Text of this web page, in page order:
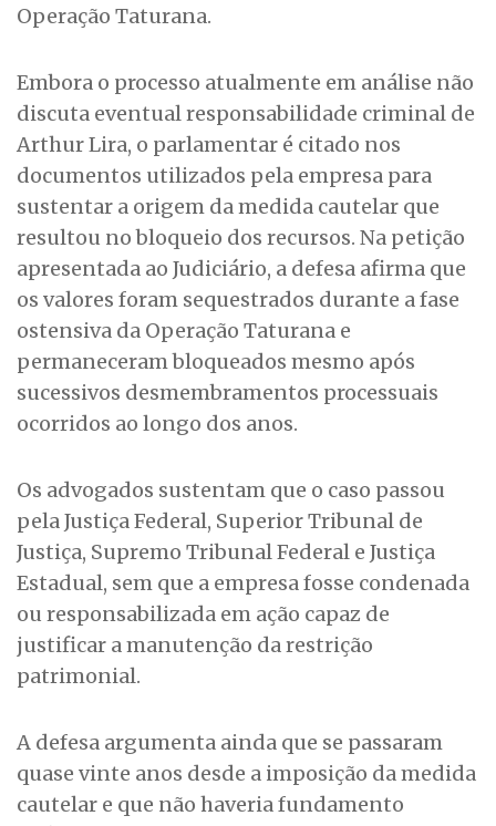
Operação Taturana.
Embora o processo atualmente em análise não
discuta eventual responsabilidade criminal de
Arthur Lira, o parlamentar é citado nos
documentos utilizados pela empresa para
sustentar a origem da medida cautelar que
resultou no bloqueio dos recursos. Na petição
apresentada ao Judiciário, a defesa afirma que
os valores foram sequestrados durante a fase
ostensiva da Operação Taturana e
permaneceram bloqueados mesmo após
sucessivos desmembramentos processuais
ocorridos ao longo dos anos.
Os advogados sustentam que o caso passou
pela Justiça Federal, Superior Tribunal de
Justiça, Supremo Tribunal Federal e Justiça
Estadual, sem que a empresa fosse condenada
ou responsabilizada em ação capaz de
justificar a manutenção da restrição
patrimonial.
A defesa argumenta ainda que se passaram
quase vinte anos desde a imposição da medida
cautelar e que não haveria fundamento